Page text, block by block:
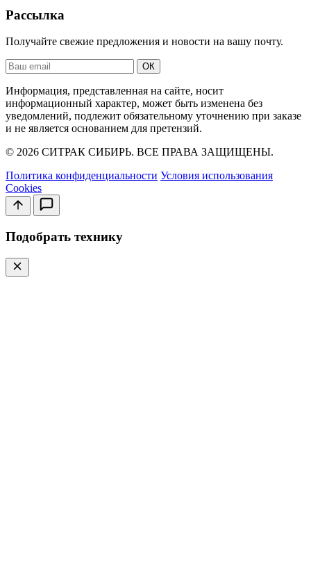
Рассылка
Получайте свежие предложения и новости на вашу почту.
Ваш
email
ОК
Информация, представленная на сайте, носит
информационный характер, может быть изменена без
уведомлений, подлежит обязательному уточнению при заказе
и не является основанием для претензий.
© 2026 СИТРАК СИБИРЬ. ВСЕ ПРАВА ЗАЩИЩЕНЫ.
Политика конфиденциальности Условия использования
Cookies
Подобрать технику